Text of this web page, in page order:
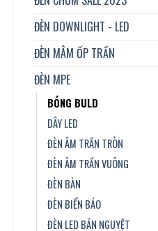
ĐÈN DOWNLIGHT - LED
ĐÈN MÂM ỐP TRẦN
ĐÈN MPE
BÓNG BULD
DÂY LED
ĐÈN ÂM TRẦN TRÒN
ĐÈN ÂM TRẦN VUÔNG
ĐÈN BÀN
ĐÈN BIỂN BÁO
ĐÈN LED BÁN NGUYỆT